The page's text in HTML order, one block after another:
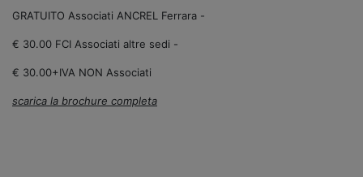
GRATUITO Associati ANCREL Ferrara -
€ 30.00 FCI Associati altre sedi -
€ 30.00+IVA NON Associati
scarica la brochure completa